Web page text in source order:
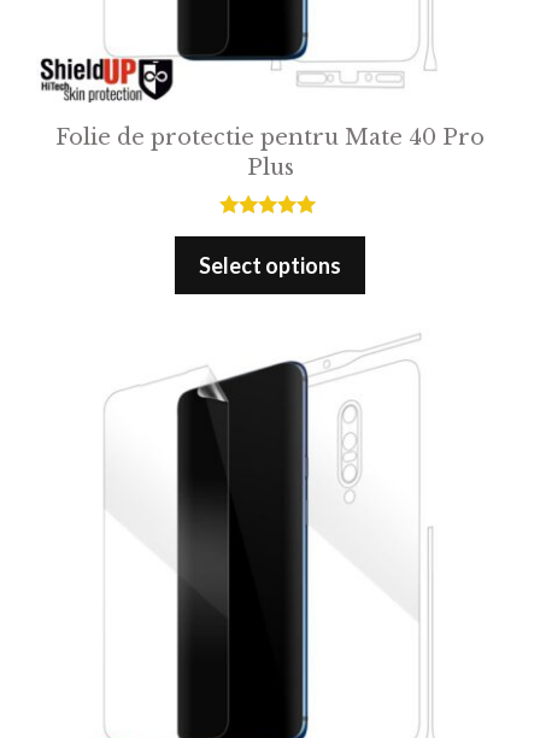
Folie de protectie pentru Mate 40 Pro
Plus
5.00
Select options